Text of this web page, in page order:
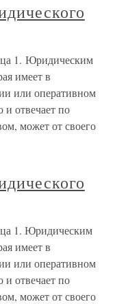
1. Юридическим
имеет в
или оперативном
отвечает по
может от своего
1. Юридическим
имеет в
или оперативном
отвечает по
может от своего